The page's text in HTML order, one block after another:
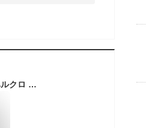
[Vivian] スポーツサンダル レディース ストラップ ベルクロ 厚底 V45510SM ブラック L(24.0-24.5)